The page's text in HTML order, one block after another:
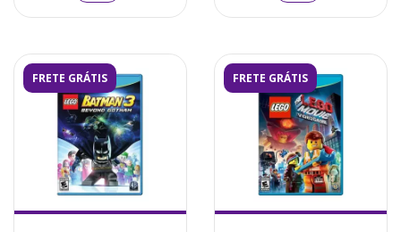
FRETE GRÁTIS FRETE GRÁTIS